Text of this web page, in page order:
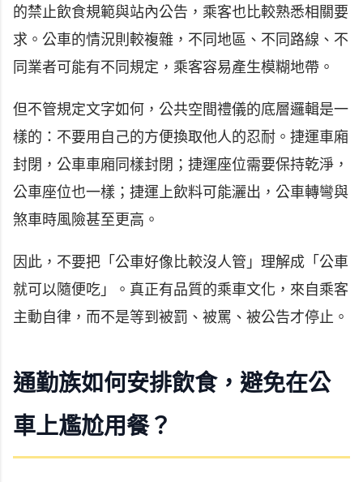
的禁止飲食規範與站內公告，乘客也比較熟悉相關要
求。公車的情況則較複雜，不同地區、不同路線、不
同業者可能有不同規定，乘客容易產生模糊地帶。
但不管規定文字如何，公共空間禮儀的底層邏輯是一
樣的：不要用自己的方便換取他人的忍耐。捷運車廂
封閉，公車車廂同樣封閉；捷運座位需要保持乾淨，
公車座位也一樣；捷運上飲料可能灑出，公車轉彎與
煞車時風險甚至更高。
因此，不要把「公車好像比較沒人管」理解成「公車
就可以隨便吃」。真正有品質的乘車文化，來自乘客
主動自律，而不是等到被罰、被罵、被公告才停止。
通勤族如何安排飲食，避免在公
車上尷尬用餐？